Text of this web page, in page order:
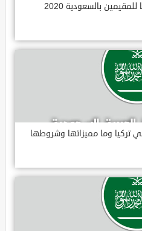
بالسعودية 2020
تركيا وما مميزاتها وشروطها